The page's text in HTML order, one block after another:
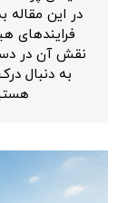
در این
فرایندهای
نقش آن در
به دنبال